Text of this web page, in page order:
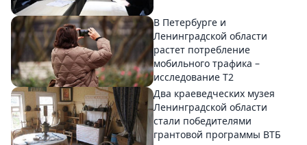
В Петербурге и
Ленинградской области
растет потребление
мобильного трафика –
исследование T2
Два краеведческих музея
Ленинградской области
стали победителями
грантовой программы ВТБ